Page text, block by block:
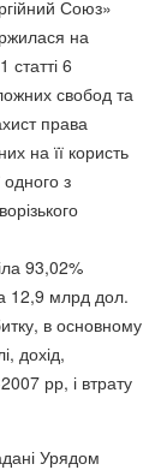
Союз»
на
6
свобод та
права
на її користь
з
93,02%
12,9 млрд дол.
в основному
дохід,
рр, і втрату
Урядом